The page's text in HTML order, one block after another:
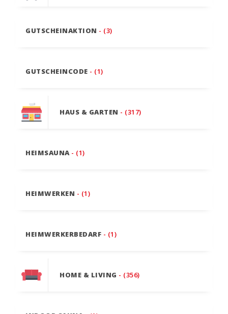
GUTSCHEINAKTION - (3)
GUTSCHEINCODE - (1)
HAUS & GARTEN - (317)
HEIMSAUNA - (1)
HEIMWERKEN - (1)
HEIMWERKERBEDARF - (1)
HOME & LIVING - (356)